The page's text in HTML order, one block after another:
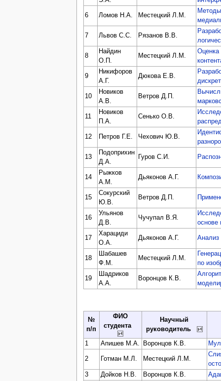
6 Ломов Н.А. Местецкий Л.М.
Методы
7 Львов С.С. Рязанов В.В.
8
Найдин
О.П.
Местецкий Л.М.
Оценка
9
Никифоров
А.Г.
Дюкова Е.В.
10
Новиков
А.В.
Ветров Д.П.
11
Новиков
П.А.
Сенько О.В.
12 Петров Г.Е. Чехович Ю.В.
13
Подоприхин
Д.А.
Гуров С.И.
14
Рыжков
А.М.
Дьяконов А.Г.
15
Сокурский
Ю.В.
Ветров Д.П.
16
Ульянов
Д.В.
Чучупал В.Я.
основе
17
Харациди
О.А.
Дьяконов А.Г. Анализ
18
Шабашев
Ф.М.
Местецкий Л.М.
по
19
Шадриков
А.А.
Воронцов К.В.
№
п/п
ФИО
студента
Научный
руководитель
1 Апишев М.А. Воронцов К.В.
2 Готман М.Л. Местецкий Л.М.
3
Дойков Н.В. Воронцов К.В.